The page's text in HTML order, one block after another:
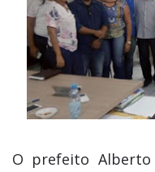
O prefeito Alberto